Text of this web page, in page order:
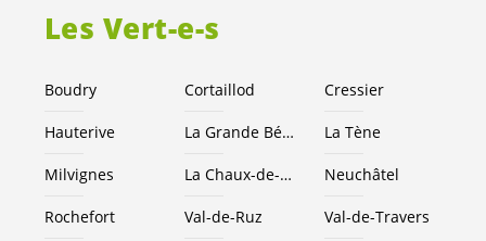
Les Vert-e-s
Boudry Cortaillod Cressier
Hauterive La Grande Béroche La Tène
Milvignes La Chaux-de-Fonds Neuchâtel
Rochefort Val-de-Ruz Val-de-Travers